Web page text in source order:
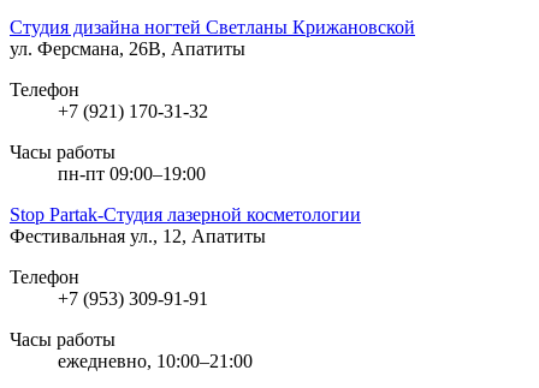
Студия дизайна ногтей Светланы Крижановской
ул. Ферсмана, 26В, Апатиты
Телефон
+7 (921) 170-31-32
Часы работы
пн-пт 09:00–19:00
Stop Partak-Студия лазерной косметологии
Фестивальная ул., 12, Апатиты
Телефон
+7 (953) 309-91-91
Часы работы
ежедневно, 10:00–21:00